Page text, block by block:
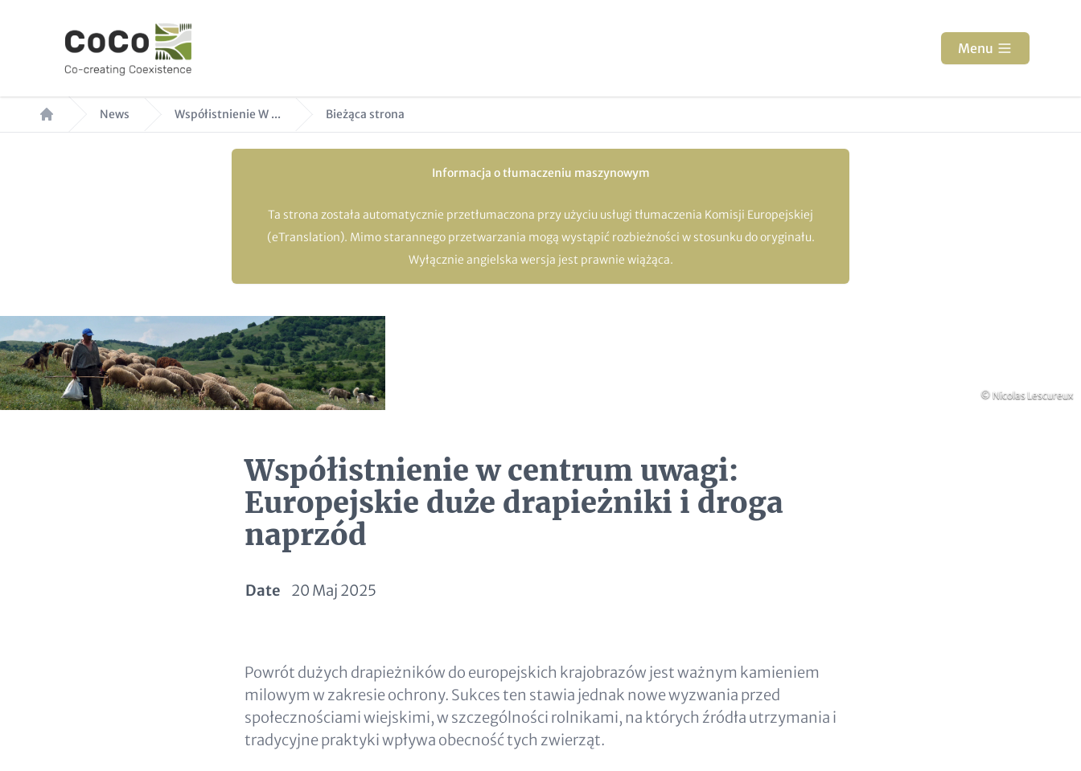
Menu
Ścieżka
nawigacyjna
News Współistnienie W ... Bieżąca strona
Informacja o tłumaczeniu maszynowym
Ta strona została automatycznie przetłumaczona przy użyciu usługi tłumaczenia Komisji Europejskiej
(eTranslation). Mimo starannego przetwarzania mogą wystąpić rozbieżności w stosunku do oryginału.
Wyłącznie angielska wersja jest prawnie wiążąca.
Hero
Image
Prawa
© Nicolas Lescureux
Współistnienie w centrum uwagi:
Europejskie duże drapieżniki i droga
naprzód
Date 20 Maj 2025
Content
Powrót dużych drapieżników do europejskich krajobrazów jest ważnym kamieniem
milowym w zakresie ochrony. Sukces ten stawia jednak nowe wyzwania przed
społecznościami wiejskimi, w szczególności rolnikami, na których źródła utrzymania i
tradycyjne praktyki wpływa obecność tych zwierząt.